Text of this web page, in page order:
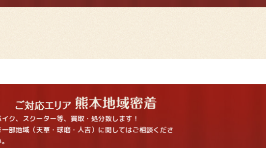
イク、スクーター等、買取・処分致します！
部地域（天草・球磨・人吉）に関してはご相談くださ